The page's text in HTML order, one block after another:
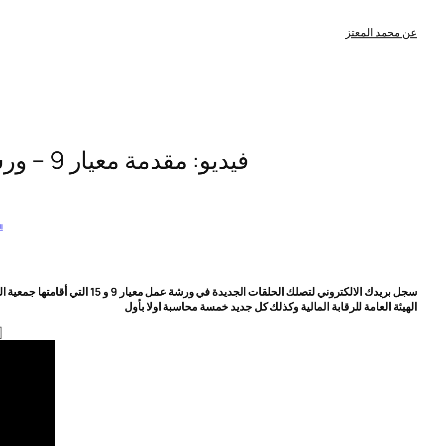
عن محمد المعتز
فيديو: مقدمة معيار 9 – ورشة عمل معيار 9 و15
سجل بريدك الالكتروني لتصلك الحلقات
الهيئة العامة للرقابة المالية وكذلك كل جديد خمسة محاسبة اولا بأول